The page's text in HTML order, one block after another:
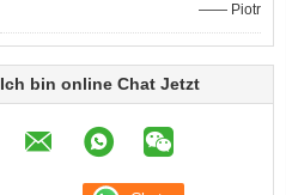
—— Piotr
Ich bin online Chat Jetzt